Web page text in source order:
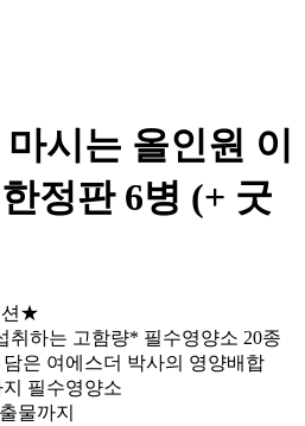
시는 올인원 이
정판 6병 (+ 굿
션★
취하는 고함량* 필수영양소 20종
은 여에스더 박사의 영양배합
필수영양소
물까지